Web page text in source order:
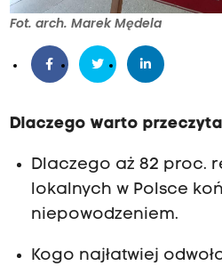
Fot. arch. Marek Mędela
Dlaczego warto
Dlaczego aż 82 proc.
lokalnych w Polsce
niepowodzeniem.
Kogo najłatwiej